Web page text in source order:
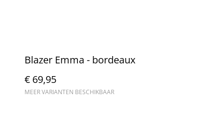
Blazer Emma - bordeaux
€ 69,95
MEER VARIANTEN BESCHIKBAAR